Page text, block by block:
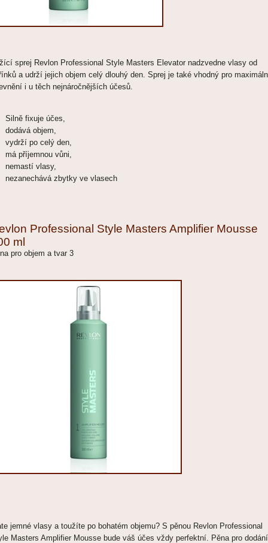
sprej Revlon Professional Style Masters Elevator nadzvedne vlasy od
a udrží jejich objem celý dlouhý den. Sprej je také vhodný pro
i u těch nejnáročnějších účesů.
Silně fixuje účes,
dodává objem,
vydrží po celý den,
má příjemnou vůni,
nemastí vlasy,
nezanechává zbytky ve vlasech
Professional Style Masters Amplifier Mousse
ml
pro objem a tvar 3
jemné vlasy a toužíte po bohatém objemu? S pěnou Revlon Professional
Masters Amplifier Mousse bude váš účes vždy perfektní. Pěna pro dodání